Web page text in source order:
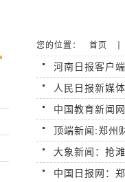
您的位置： 首页
河南日报客户
人民日报新媒
中国教育新闻
顶端新闻:郑州
大象新闻：抢
中国日报网：